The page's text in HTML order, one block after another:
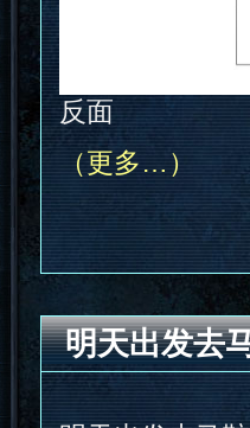
反面
（更多…）
明天出发去